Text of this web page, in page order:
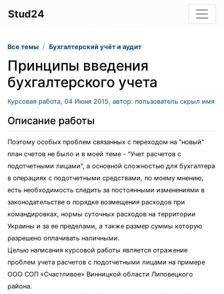
Stud24
Все темы Бухгалтерский учёт и аудит
Принципы введения
бухгалтерского учета
Курсовая работа, 04 Июня 2015, автор: пользователь скрыл имя
Описание работы
Поэтому особых проблем связанных с переходом на "новый"
план счетов не было и в моей теме - "Учет расчетов с
подотчетными лицами", а основной сложностью для бухгалтера
в операциях с подотчетными средствами, по моему мнению,
есть необходимость следить за постоянными изменениями в
законодательстве о порядке возмещения расходов при
командировках, нормы суточных расходов на территории
Украины и за ее пределами, а также размер суммы которую
разрешено оплачивать наличными.
Целью написания курсовой работы является отражение
проблем учета расчетов с подотчетными лицами на примере
ООО СОП «Счастливое» Винницкой области Липовецкого
района.